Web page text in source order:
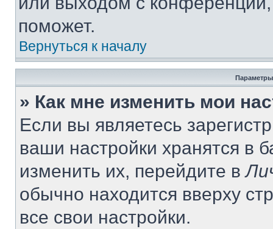
поможет.
Вернуться к началу
Параметры
» Как мне изменить мои
Если вы являетесь
ваши настройки хранятся в
изменить их, перейдите в
обычно находится вверху
все свои настройки.